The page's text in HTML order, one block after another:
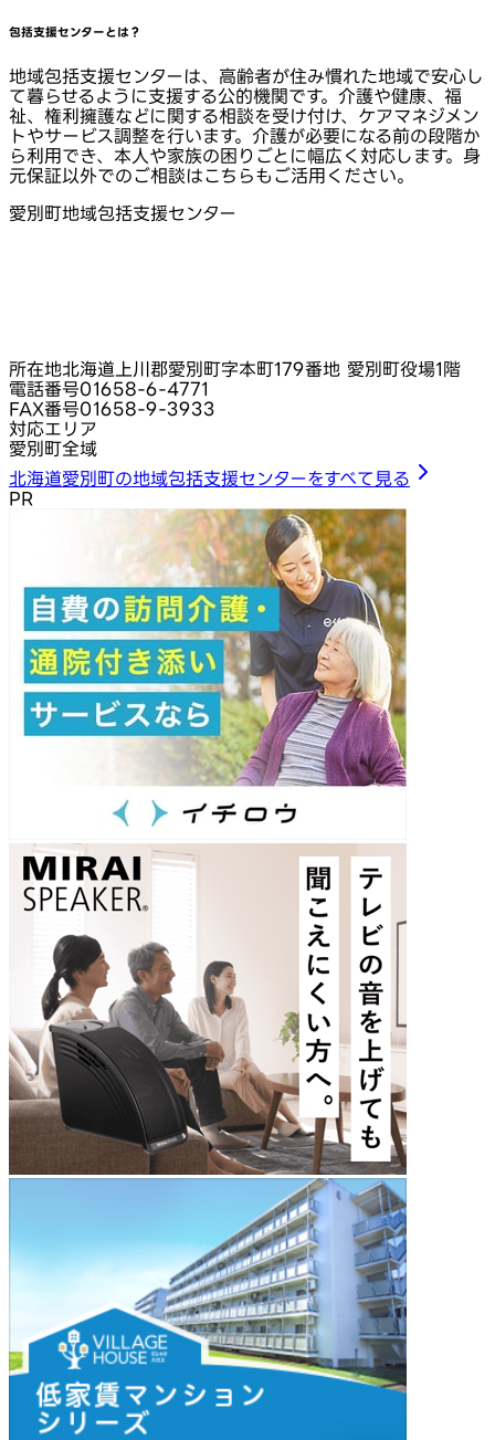
包括支援センターとは？
地域包括支援センターは、高齢者が住み慣れた地域で安心し
て暮らせるように支援する公的機関です。介護や健康、福
祉、権利擁護などに関する相談を受け付け、ケアマネジメン
トやサービス調整を行います。介護が必要になる前の段階か
ら利用でき、本人や家族の困りごとに幅広く対応します。身
元保証以外でのご相談はこちらもご活用ください。
愛別町地域包括支援センター
所在地北海道上川郡愛別町字本町179番地 愛別町役場1階
電話番号01658-6-4771
FAX番号01658-9-3933
対応エリア
愛別町全域
北海道愛別町の地域包括支援センターをすべて見る
PR